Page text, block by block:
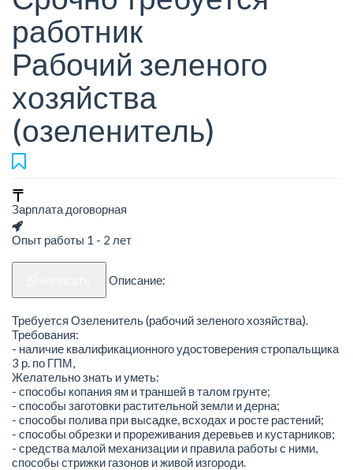
работник
Рабочий зеленого
хозяйства
(озеленитель)
Зарплата договорная
Опыт работы 1 - 2 лет
Описание:
Требуется Озеленитель (рабочий зеленого хозяйства).
Требования:
- наличие квалификационного удостоверения стропальщика
3 р. по ГПМ,
Желательно знать и уметь:
- способы копания ям и траншей в талом грунте;
- способы заготовки растительной земли и дерна;
- способы полива при высадке, всходах и росте растений;
- способы обрезки и прореживания деревьев и кустарников;
- средства малой механизации и правила работы с ними,
способы стрижки газонов и живой изгороди.